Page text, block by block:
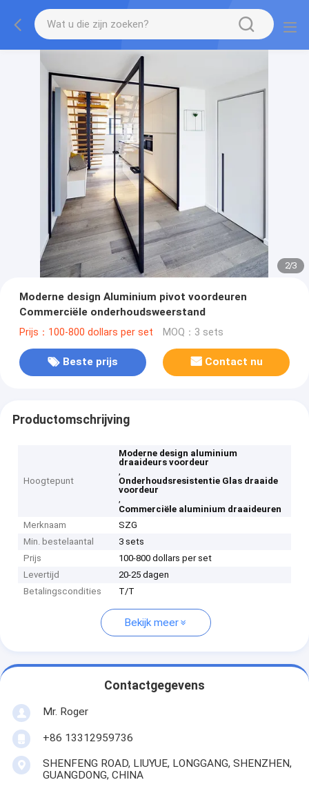
2/3
Moderne design Aluminium pivot voordeuren
Commerciële onderhoudsweerstand
Prijs：100-800 dollars per set MOQ：3 sets
Beste prijs Contact nu
Productomschrijving
Hoogtepunt
Moderne design aluminium
draaideurs voordeur
,
Onderhoudsresistentie Glas draaide
voordeur
,
Commerciële aluminium draaideuren
Merknaam
SZG
Min. bestelaantal
3 sets
Prijs
100-800 dollars per set
Levertijd
20-25 dagen
Betalingscondities
T/T
Bekijk meer
Contactgegevens
Mr. Roger
+86 13312959736
SHENFENG ROAD, LIUYUE, LONGGANG, SHENZHEN,
GUANGDONG, CHINA